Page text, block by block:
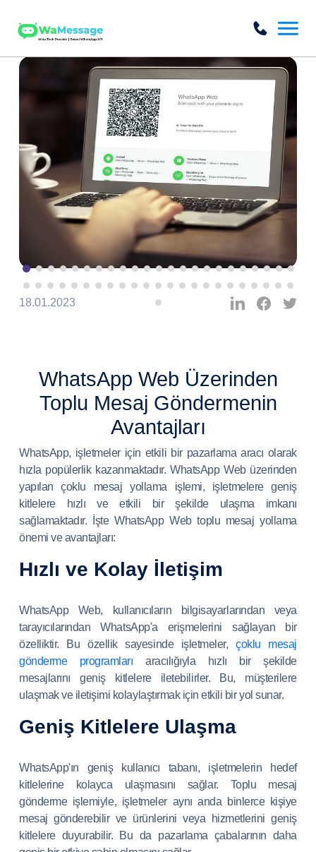
18.01.2023
WhatsApp Web Üzerinden
Toplu Mesaj Göndermenin
Avantajları
WhatsApp, işletmeler için etkili bir pazarlama aracı olarak
hızla popülerlik kazanmaktadır. WhatsApp Web üzerinden
yapılan çoklu mesaj yollama işlemi, işletmelere geniş
kitlelere hızlı ve etkili bir şekilde ulaşma imkanı
sağlamaktadır. İşte WhatsApp Web toplu mesaj yollama
önemi ve avantajları:
Hızlı ve Kolay İletişim
WhatsApp Web, kullanıcıların bilgisayarlarından veya
tarayıcılarından WhatsApp'a erişmelerini sağlayan bir
özelliktir. Bu özellik sayesinde işletmeler,çoklu mesaj
gönderme programları aracılığıyla hızlı bir şekilde
mesajlarını geniş kitlelere iletebilirler. Bu, müşterilere
ulaşmak ve iletişimi kolaylaştırmak için etkili bir yol sunar.
Geniş Kitlelere Ulaşma
WhatsApp'ın geniş kullanıcı tabanı, işletmelerin hedef
kitlelerine kolayca ulaşmasını sağlar. Toplu mesaj
gönderme işlemiyle, işletmeler aynı anda binlerce kişiye
mesaj gönderebilir ve ürünlerini veya hizmetlerini geniş
kitlelere duyurabilir. Bu da pazarlama çabalarının daha